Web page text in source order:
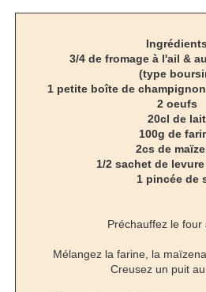
Ingrédients
3/4 de fromage à l'ail &
(type
1 petite boîte de
2 oeufs
20cl de lait
100g de
2cs de
1/2 sachet de
1 pincée de
Préchauffez le four
Mélangez la farine, la
Creusez un puit au